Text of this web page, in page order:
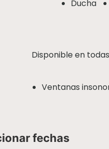
Ducha
Disponible en
Ventanas
fechas